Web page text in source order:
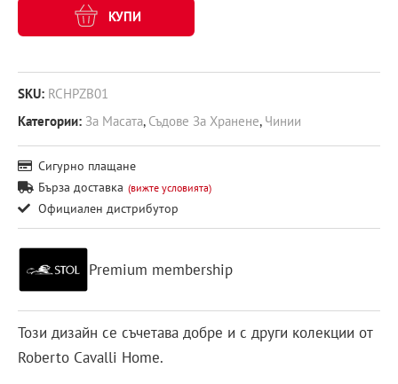
КУПИ
SKU: RCHPZB01
Категории: За Масата, Съдове За Хранене, Чинии
Сигурно плащане
Бърза доставка (вижте условията)
Официален дистрибутор
Premium membership
Този дизайн се съчетава добре и с други колекции от
Roberto Cavalli Home.